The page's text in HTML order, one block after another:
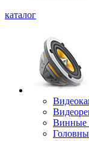
каталог